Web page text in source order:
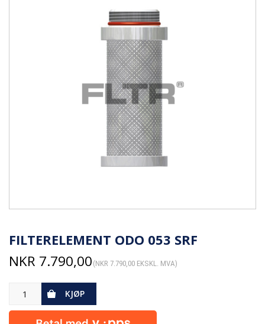
FILTERELEMENT ODO 053 SRF
NKR 7.790,00 (NKR 7.790,00 EKSKL. MVA)
KJØP